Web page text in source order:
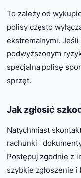
To zależy od
polisy często
ekstremalnymi.
podwyższonym
specjalną polisę
sprzęt.
Jak zgłosić
Natychmiast
rachunki i
Postępuj zgodnie z
szybkie zgłoszenie